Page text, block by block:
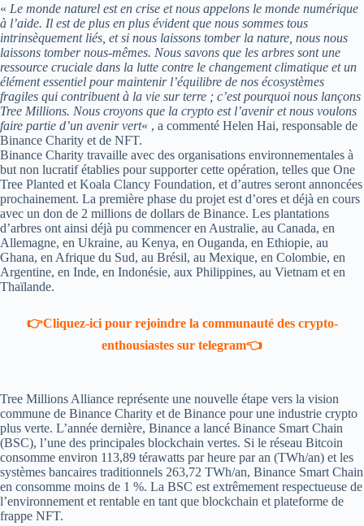
« Le monde naturel est en crise et nous appelons le monde numérique
à l’aide. Il est de plus en plus évident que nous sommes tous
intrinsèquement liés, et si nous laissons tomber la nature, nous nous
laissons tomber nous-mêmes. Nous savons que les arbres sont une
ressource cruciale dans la lutte contre le changement climatique et un
élément essentiel pour maintenir l’équilibre de nos écosystèmes
fragiles qui contribuent à la vie sur terre ; c’est pourquoi nous lançons
Tree Millions. Nous croyons que la crypto est l’avenir et nous voulons
faire partie d’un avenir vert« , a commenté Helen Hai, responsable de
Binance Charity et de NFT.
Binance Charity travaille avec des organisations environnementales à
but non lucratif établies pour supporter cette opération, telles que One
Tree Planted et Koala Clancy Foundation, et d’autres seront annoncées
prochainement. La première phase du projet est d’ores et déjà en cours
avec un don de 2 millions de dollars de Binance. Les plantations
d’arbres ont ainsi déjà pu commencer en Australie, au Canada, en
Allemagne, en Ukraine, au Kenya, en Ouganda, en Ethiopie, au
Ghana, en Afrique du Sud, au Brésil, au Mexique, en Colombie, en
Argentine, en Inde, en Indonésie, aux Philippines, au Vietnam et en
Thaïlande.
👉Cliquez-ici pour rejoindre la communauté des crypto-
enthousiastes sur telegram👈
Tree Millions Alliance représente une nouvelle étape vers la vision
commune de Binance Charity et de Binance pour une industrie crypto
plus verte. L’année dernière, Binance a lancé Binance Smart Chain
(BSC), l’une des principales blockchain vertes. Si le réseau Bitcoin
consomme environ 113,89 térawatts par heure par an (TWh/an) et les
systèmes bancaires traditionnels 263,72 TWh/an, Binance Smart Chain
en consomme moins de 1 %. La BSC est extrêmement respectueuse de
l’environnement et rentable en tant que blockchain et plateforme de
frappe NFT.